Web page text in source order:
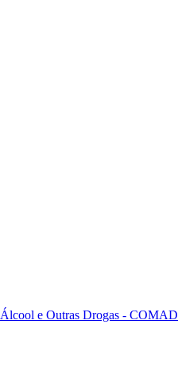
e Outras Drogas - COMAD